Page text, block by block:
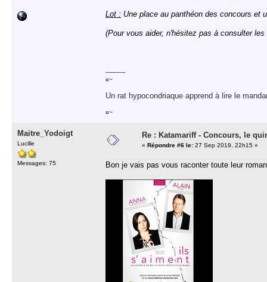
Lot : Une place au panthéon des concours et
(Pour vous aider, n'hésitez pas à consulter
-----------
¤~
Un rat hypocondriaque apprend à lire le
¤~
Maitre_Yodoigt
Lucille
Messages: 75
Re : Katamariff - Concours, le
« Répondre #6 le: 27 Sep 2019, 22h15 »
Bon je vais pas vous raconter toute leur